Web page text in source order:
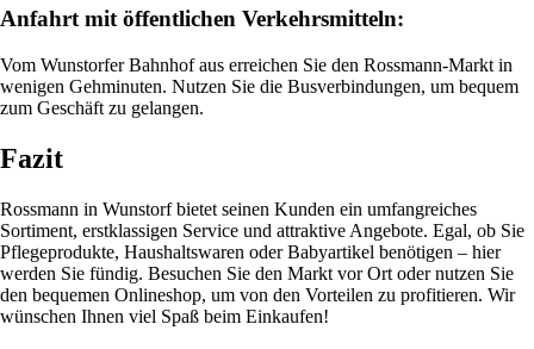
Anfahrt mit öffentlichen Verkehrsmitteln:
Vom Wunstorfer Bahnhof aus erreichen Sie den Rossmann-Markt in
wenigen Gehminuten. Nutzen Sie die Busverbindungen, um bequem
zum Geschäft zu gelangen.
Fazit
Rossmann in Wunstorf bietet seinen Kunden ein umfangreiches
Sortiment, erstklassigen Service und attraktive Angebote. Egal, ob Sie
Pflegeprodukte, Haushaltswaren oder Babyartikel benötigen – hier
werden Sie fündig. Besuchen Sie den Markt vor Ort oder nutzen Sie
den bequemen Onlineshop, um von den Vorteilen zu profitieren. Wir
wünschen Ihnen viel Spaß beim Einkaufen!